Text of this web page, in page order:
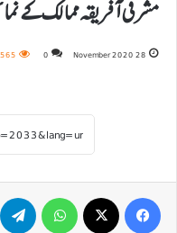
مشرقی آفریقہ ممالک کے
28 November 2020
0
565